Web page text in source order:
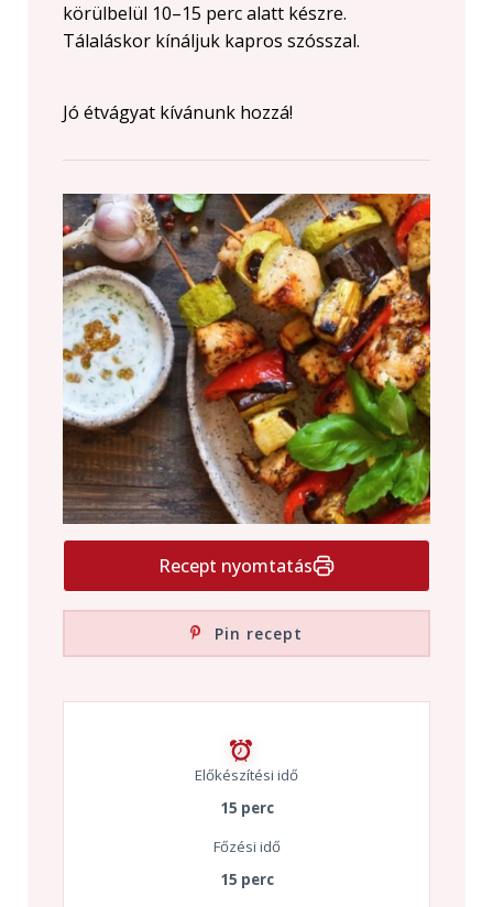
körülbelül 10–15 perc alatt készre.
Tálaláskor kínáljuk kapros szósszal.
Jó étvágyat kívánunk hozzá!
Recept nyomtatás
Pin recept
Előkészítési idő
15 perc
Főzési idő
15 perc